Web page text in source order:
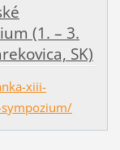
(1. – 3.
SK)
xiii-
sympozium/